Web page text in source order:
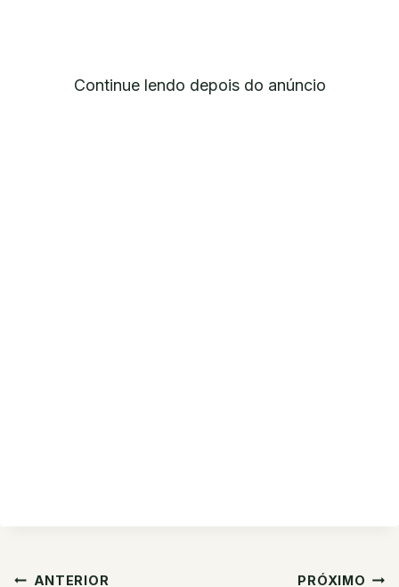
Continue lendo depois do anúncio
ANTERIOR PRÓXIMO